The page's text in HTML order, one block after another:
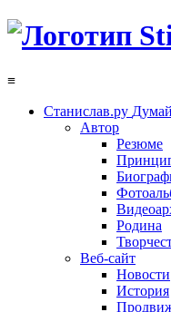
≡
Станислав.ру
Автор
Резюме
Родина
Веб-сайт
Новости
История